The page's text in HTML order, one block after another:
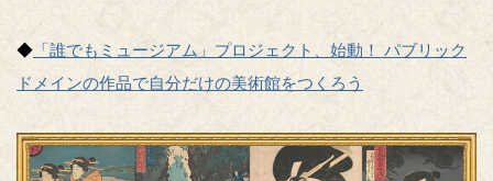
◆ 「誰でもミュージアム」プロジェクト、始動！ パブリック
ドメインの作品で自分だけの美術館をつくろう